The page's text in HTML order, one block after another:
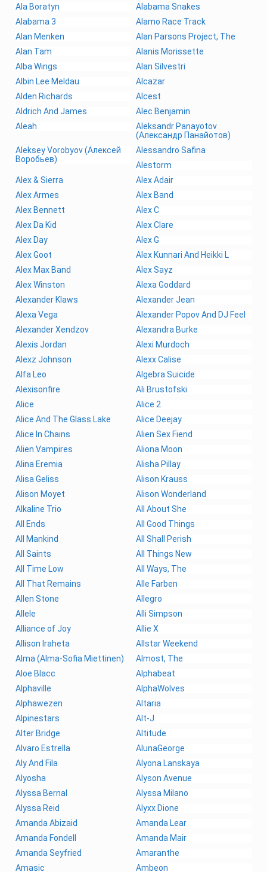
Ala Boratyn
Alabama Snakes
Alabama 3
Alamo Race Track
Alan Menken
Alan Parsons Project, The
Alan Tam
Alanis Morissette
Alba Wings
Alan Silvestri
Albin Lee Meldau
Alcazar
Alden Richards
Alcest
Aldrich And James
Alec Benjamin
Aleah
Aleksandr Panayotov
(Александр Панайотов)
Aleksey Vorobyov (Алексей
Воробьев)
Alessandro Safina
Alestorm
Alex & Sierra
Alex Adair
Alex Armes
Alex Band
Alex Bennett
Alex C
Alex Da Kid
Alex Clare
Alex Day
Alex G
Alex Goot
Alex Kunnari And Heikki L
Alex Max Band
Alex Sayz
Alex Winston
Alexa Goddard
Alexander Klaws
Alexander Jean
Alexa Vega
Alexander Popov And DJ Feel
Alexander Xendzov
Alexandra Burke
Alexis Jordan
Alexi Murdoch
Alexz Johnson
Alexx Calise
Alfa Leo
Algebra Suicide
Alexisonfire
Ali Brustofski
Alice
Alice 2
Alice And The Glass Lake
Alice Deejay
Alice In Chains
Alien Sex Fiend
Alien Vampires
Aliona Moon
Alina Eremia
Alisha Pillay
Alisa Geliss
Alison Krauss
Alison Moyet
Alison Wonderland
Alkaline Trio
All About She
All Ends
All Good Things
All Mankind
All Shall Perish
All Saints
All Things New
All Time Low
All Ways, The
All That Remains
Alle Farben
Allen Stone
Allegro
Allele
Alli Simpson
Alliance of Joy
Allie X
Allison Iraheta
Allstar Weekend
Alma (Alma-Sofia Miettinen)
Almost, The
Aloe Blacc
Alphabeat
Alphaville
AlphaWolves
Alphawezen
Altaria
Alpinestars
Alt-J
Alter Bridge
Altitude
Alvaro Estrella
AlunaGeorge
Aly And Fila
Alyona Lanskaya
Alyosha
Alyson Avenue
Alyssa Bernal
Alyssa Milano
Alyssa Reid
Alyxx Dione
Amanda Abizaid
Amanda Lear
Amanda Fondell
Amanda Mair
Amanda Seyfried
Amaranthe
Amasic
Ambeon